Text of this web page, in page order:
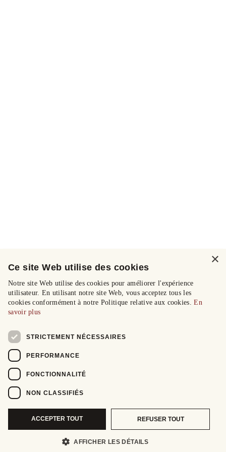
×
Ce site Web utilise des cookies
Notre site Web utilise des cookies pour améliorer l'expérience
utilisateur. En utilisant notre site Web, vous acceptez tous les
cookies conformément à notre Politique relative aux cookies.En
savoir plus
STRICTEMENT NÉCESSAIRES
PERFORMANCE
FONCTIONNALITÉ
NON CLASSIFIÉS
ACCEPTER TOUT REFUSER TOUT
AFFICHER LES DÉTAILS